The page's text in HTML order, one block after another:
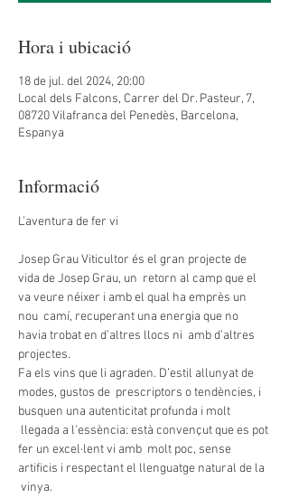
Hora i ubicació
18 de jul. del 2024, 20:00
Local dels Falcons, Carrer del Dr. Pasteur, 7,
08720 Vilafranca del Penedès, Barcelona,
Espanya
Informació
Josep Grau Viticultor és el gran projecte de
vida de Josep Grau, un  retorn al camp que el
va veure néixer i amb el qual ha emprès un
nou  camí, recuperant una energia que no
havia trobat en d’altres llocs ni  amb d’altres
projectes.
Fa els vins que li agraden. D’estil allunyat de
modes, gustos de  prescriptors o tendències, i
busquen una autenticitat profunda i molt
llegada a l’essència: està convençut que es pot
fer un excel·lent vi amb  molt poc, sense
artificis i respectant el llenguatge natural de la
vinya.